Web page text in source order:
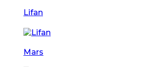
Lifan
Mars